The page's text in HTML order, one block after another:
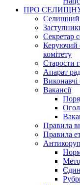
ПРО
Селищний
Секретар
Керуючий
комітету
Старости
Апарат
Виконавчі
Вакансії
Правила
Правила